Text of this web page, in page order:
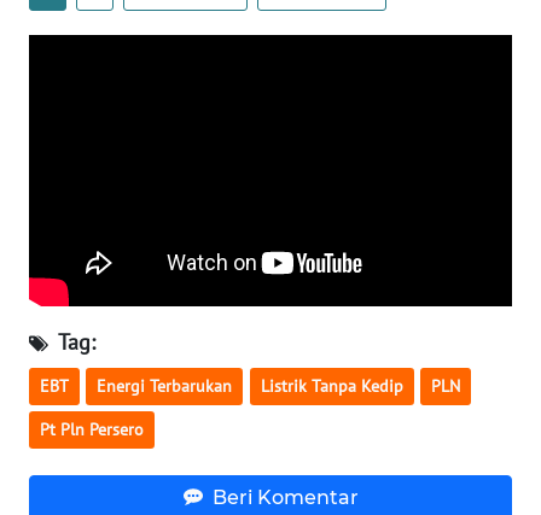
Tag:
EBT Energi Terbarukan Listrik Tanpa Kedip PLN
Pt Pln Persero
Beri Komentar
JATIM
BALI
WN
KALBAR